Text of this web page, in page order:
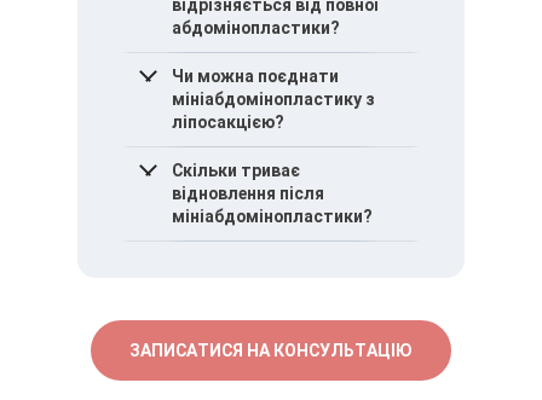
відрізняється від повної
абдомінопластики?
Мініабдомінопластика
обмежується нижнім
відділом живота та не
передбачає переміщення
пупка.
Чи можна поєднати
мініабдомінопластику з
ліпосакцією?
За показаннями операція
може поєднуватися з
ліпосакцією локальних
зон.
Скільки триває
відновлення після
мініабдомінопластики?
втручання.
ЗАПИСАТИСЯ НА КОНСУЛЬТАЦІЮ